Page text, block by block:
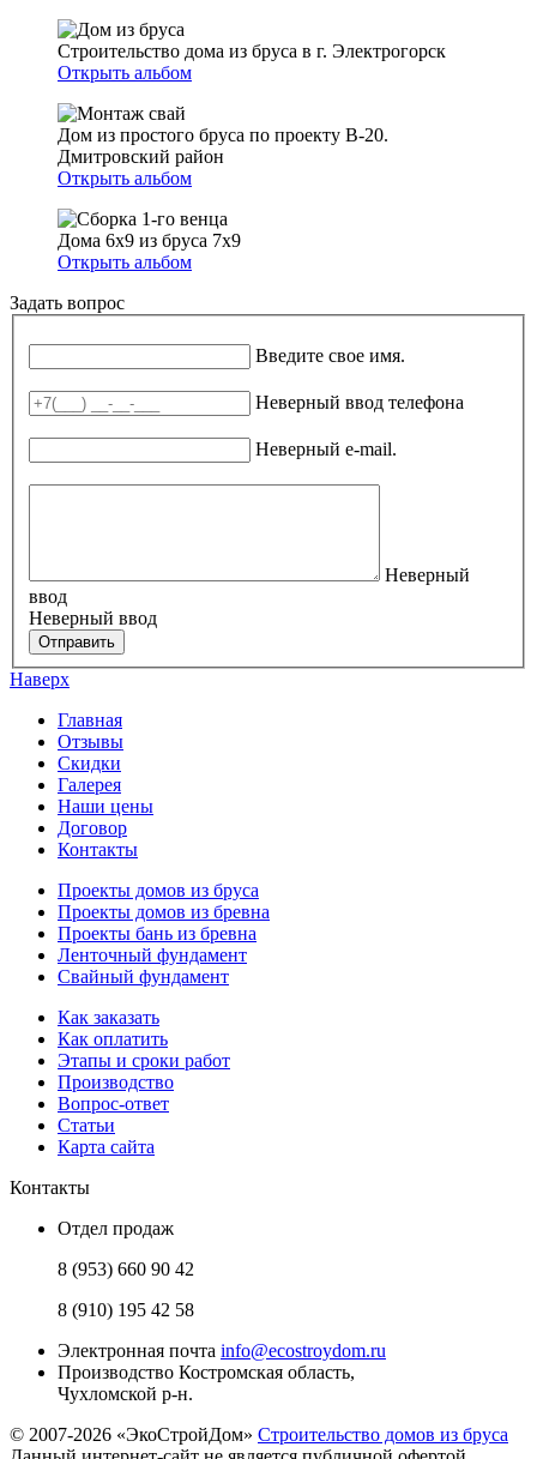
Строительство дома из бруса в г. Электрогорск
Открыть альбом
Дом из простого бруса по проекту В-20.
Дмитровский район
Открыть альбом
Дома 6х9 из бруса 7х9
Открыть альбом
Задать вопрос
Введите свое имя.
Неверный ввод телефона
Неверный e-mail.
Неверный
ввод
Неверный ввод
Отправить
Наверх
Главная
Отзывы
Скидки
Галерея
Наши цены
Договор
Контакты
Проекты домов из бруса
Проекты домов из бревна
Проекты бань из бревна
Ленточный фундамент
Свайный фундамент
Как заказать
Как оплатить
Этапы и сроки работ
Производство
Вопрос-ответ
Статьи
Карта сайта
Контакты
Отдел продаж
8 (953) 660 90 42
8 (910) 195 42 58
Электронная почта info@ecostroydom.ru
Производство Костромская область,
Чухломской р-н.
© 2007-2026 «ЭкоСтройДом» Строительство домов из бруса